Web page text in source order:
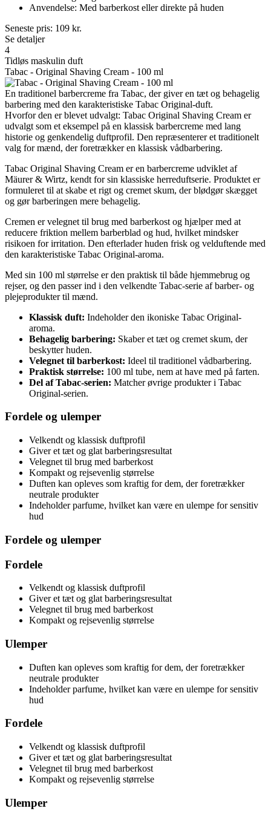
Anvendelse: Med barberkost eller direkte på huden
Seneste pris: 109 kr.
Se detaljer
4
Tidløs maskulin duft
Tabac - Original Shaving Cream - 100 ml
En traditionel barbercreme fra Tabac, der giver en tæt og behagelig
barbering med den karakteristiske Tabac Original-duft.
Hvorfor den er blevet udvalgt: Tabac Original Shaving Cream er
udvalgt som et eksempel på en klassisk barbercreme med lang
historie og genkendelig duftprofil. Den repræsenterer et traditionelt
valg for mænd, der foretrækker en klassisk vådbarbering.
Tabac Original Shaving Cream er en barbercreme udviklet af
Mäurer & Wirtz, kendt for sin klassiske herreduftserie. Produktet er
formuleret til at skabe et rigt og cremet skum, der blødgør skægget
og gør barberingen mere behagelig.
Cremen er velegnet til brug med barberkost og hjælper med at
reducere friktion mellem barberblad og hud, hvilket mindsker
risikoen for irritation. Den efterlader huden frisk og velduftende med
den karakteristiske Tabac Original-aroma.
Med sin 100 ml størrelse er den praktisk til både hjemmebrug og
rejser, og den passer ind i den velkendte Tabac-serie af barber- og
plejeprodukter til mænd.
Klassisk duft: Indeholder den ikoniske Tabac Original-
aroma.
Behagelig barbering: Skaber et tæt og cremet skum, der
beskytter huden.
Velegnet til barberkost: Ideel til traditionel vådbarbering.
Praktisk størrelse: 100 ml tube, nem at have med på farten.
Del af Tabac-serien: Matcher øvrige produkter i Tabac
Original-serien.
Fordele og ulemper
Velkendt og klassisk duftprofil
Giver et tæt og glat barberingsresultat
Velegnet til brug med barberkost
Kompakt og rejsevenlig størrelse
Duften kan opleves som kraftig for dem, der foretrækker
neutrale produkter
Indeholder parfume, hvilket kan være en ulempe for sensitiv
hud
Fordele og ulemper
Fordele
Velkendt og klassisk duftprofil
Giver et tæt og glat barberingsresultat
Velegnet til brug med barberkost
Kompakt og rejsevenlig størrelse
Ulemper
Duften kan opleves som kraftig for dem, der foretrækker
neutrale produkter
Indeholder parfume, hvilket kan være en ulempe for sensitiv
hud
Fordele
Velkendt og klassisk duftprofil
Giver et tæt og glat barberingsresultat
Velegnet til brug med barberkost
Kompakt og rejsevenlig størrelse
Ulemper